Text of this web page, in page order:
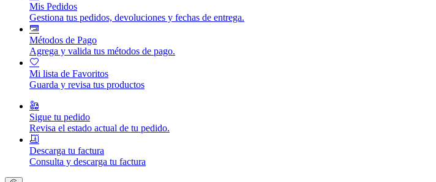
Mis Pedidos
Gestiona tus pedidos, devoluciones y fechas de entrega.
Métodos de Pago
Agrega y valida tus métodos de pago.
Mi lista de Favoritos
Guarda y revisa tus productos
Sigue tu pedido
Revisa el estado actual de tu pedido.
Descarga tu factura
Consulta y descarga tu factura